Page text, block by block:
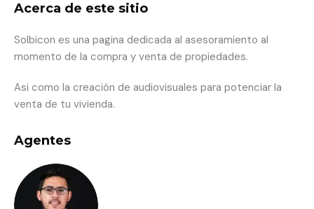
Acerca de este sitio
Solbicon es una pagina dedicada al asesoramiento al
momento de la compra y venta de propiedades.
Asi como la creación de audiovisuales para potenciar la
venta de tu vivienda.
Agentes